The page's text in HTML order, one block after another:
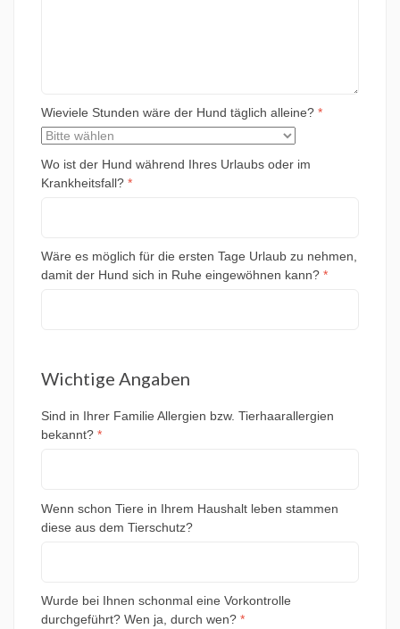
Wieviele Stunden wäre der Hund täglich alleine? *
Wo ist der Hund während Ihres Urlaubs oder im
Krankheitsfall? *
Wäre es möglich für die ersten Tage Urlaub zu nehmen,
damit der Hund sich in Ruhe eingewöhnen kann? *
Wichtige Angaben
Sind in Ihrer Familie Allergien bzw. Tierhaarallergien
bekannt? *
Wenn schon Tiere in Ihrem Haushalt leben stammen
diese aus dem Tierschutz?
Wurde bei Ihnen schonmal eine Vorkontrolle
durchgeführt? Wen ja, durch wen? *